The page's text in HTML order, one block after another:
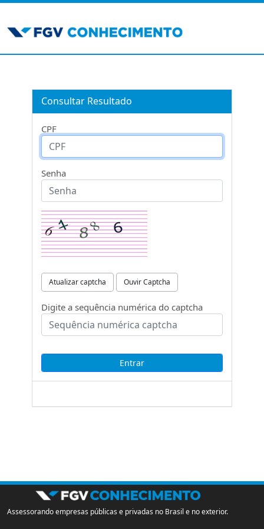
Consultar Resultado
CPF
Senha
Atualizar captcha Ouvir Captcha
Digite a sequência numérica do captcha
Assessorando empresas públicas e privadas no Brasil e no exterior.